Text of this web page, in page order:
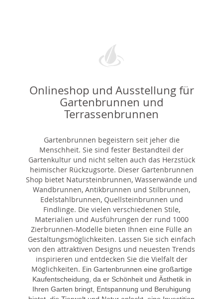
Onlineshop und Ausstellung für
Gartenbrunnen und
Terrassenbrunnen
Gartenbrunnen begeistern seit jeher die
Menschheit. Sie sind fester Bestandteil der
Gartenkultur und nicht selten auch das Herzstück
heimischer Rückzugsorte. Dieser Gartenbrunnen
Shop bietet Natursteinbrunnen, Wasserwände und
Wandbrunnen, Antikbrunnen und Stilbrunnen,
Edelstahlbrunnen, Quellsteinbrunnen und
Findlinge. Die vielen verschiedenen Stile,
Materialien und Ausführungen der rund 1000
Zierbrunnen-Modelle bieten Ihnen eine Fülle an
Gestaltungsmöglichkeiten. Lassen Sie sich einfach
von den attraktiven Designs und neuesten Trends
inspirieren und entdecken Sie die Vielfalt der
Möglichkeiten. Ein Gartenbrunnen eine großartige
Kaufentscheidung, da er Schönheit und Ästhetik in
Ihren Garten bringt, Entspannung und Beruhigung